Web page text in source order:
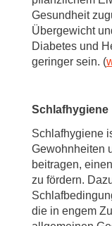
Gesundheit
Übergewicht
Diabetes und
geringer sein. (
Schlafhygiene
Schlafhygiene
Gewohnheiten
beitragen,
zu fördern.
die in engem